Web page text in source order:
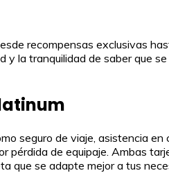
recompensas exclusivas
la tranquilidad de saber que
seguro de viaje, asistencia
de equipaje. Ambas
que se adapte mejor a tus